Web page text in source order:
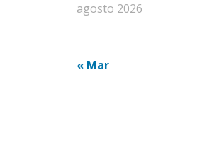
agosto 2026
« Mar